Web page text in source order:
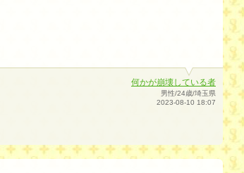
何かが崩壊している者
男性/24歳/埼玉県
2023-08-10 18:07